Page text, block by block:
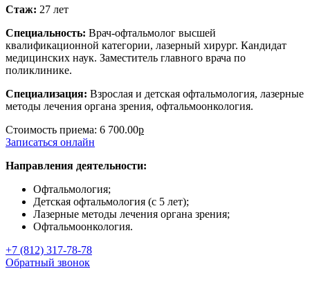
Стаж: 27 лет
Специальность: Врач-офтальмолог высшей
квалификационной категории, лазерный хирург. Кандидат
медицинских наук. Заместитель главного врача по
поликлинике.
Специализация: Взрослая и детская офтальмология, лазерные
методы лечения органа зрения, офтальмоонкология.
Стоимость приема: 6 700.00р
Записаться онлайн
Направления деятельности:
Офтальмология;
Детская офтальмология (с 5 лет);
Лазерные методы лечения органа зрения;
Офтальмоонкология.
+7 (812) 317-78-78
Обратный звонок